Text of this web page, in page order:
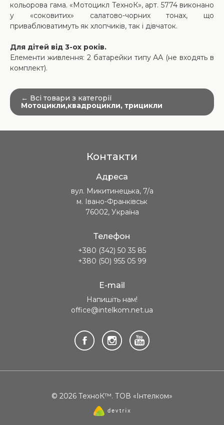
кольорова гама. «Мотоцикл ТехноК», арт. 5774 виконано
у «соковитих» салатово-чорних тонах, що
приваблюватимуть як хлопчиків, так і дівчаток.
Для дітей від 3-ох років.
Елементи живлення: 2 батарейки типу АА (не входять в
комплект).
← Всі товари з категорії
Мотоцикли,квадроцикли, трицикли
Контакти
Адреса
вул. Микитинецька, 7/а
м. Івано-Франківськ
76002, Україна
Телефон
+380 (342) 50 35 85
+380 (50) 955 05 99
E-mail
Напишіть нам!
office@intelkom.net.ua
© 2026 ТехноК™. ТОВ «Інтелком»
Створення